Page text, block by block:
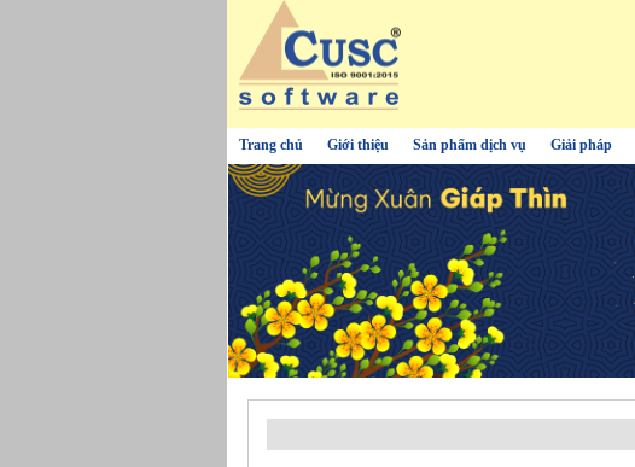
Trang chủ Giới thiệu Sản phẩm dịch vụ Giải pháp